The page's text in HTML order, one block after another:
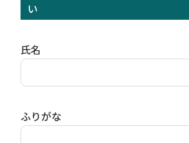
い
氏名
ふりがな